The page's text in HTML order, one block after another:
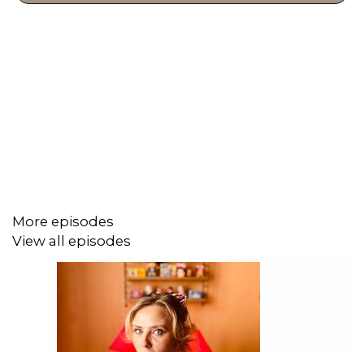
More episodes
View all episodes